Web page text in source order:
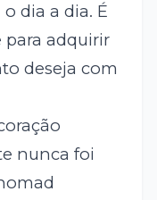
dia a dia. É
adquirir
deseja com
nunca foi